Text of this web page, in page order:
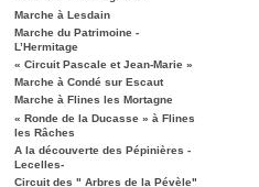
Marche à Lesdain
Marche du Patrimoine -
L’Hermitage
« Circuit Pascale et Jean-Marie »
Marche à Condé sur Escaut
Marche à Flines les Mortagne
« Ronde de la Ducasse » à Flines
les Râches
A la découverte des Pépinières -
Lecelles-
Circuit des " Arbres de la Pévèle"